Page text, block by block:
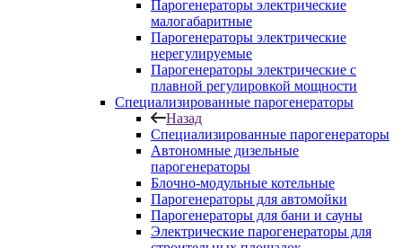
Парогенераторы электрические
малогабаритные
Парогенераторы электрические
нерегулируемые
Парогенераторы электрические с
плавной регулировкой мощности
Специализированные парогенераторы
Назад
Специализированные парогенераторы
Автономные дизельные
парогенераторы
Блочно-модульные котельные
Парогенераторы для автомойки
Парогенераторы для бани и сауны
Электрические парогенераторы для